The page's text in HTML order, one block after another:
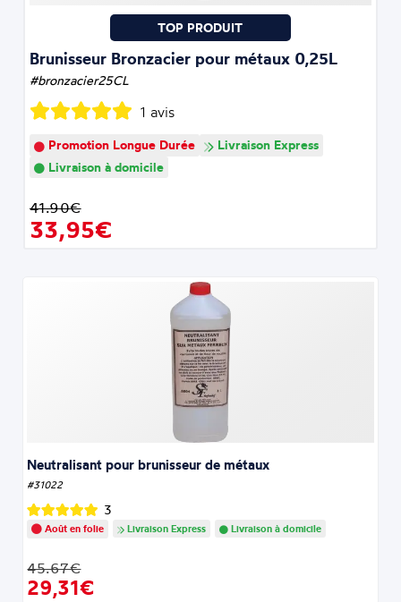
Brunisseur Bronzacier pour métaux 0,25L
#bronzacier25CL
1 avis
Promotion Longue Durée
Livraison Express
Livraison à domicile
41.90€
33,95€
Neutralisant pour brunisseur de métaux
#31022
3
Août en folie Livraison Express Livraison à domicile
45.67€
29,31€